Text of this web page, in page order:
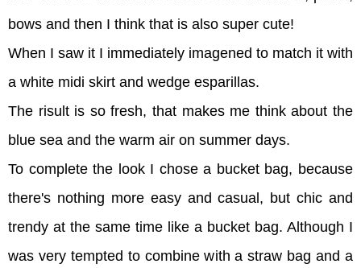
bows and then I think that is also super cute!
When I saw it I immediately imagened to match it with
a white midi skirt and wedge esparillas.
The risult is so fresh, that makes me think about the
blue sea and the warm air on summer days.
To complete the look I chose a bucket bag, because
there's nothing more easy and casual, but chic and
trendy at the same time like a bucket bag. Although I
was very tempted to combine with a straw bag and a